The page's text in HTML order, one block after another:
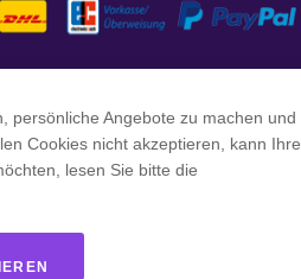
persönliche Angebote zu machen und
Cookies nicht akzeptieren, kann Ihre
lesen Sie bitte die